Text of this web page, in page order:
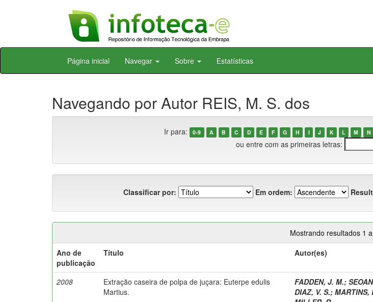
Skip
Página inicial Navegar Sobre Estatísticas
Navegando por Autor REIS, M. S. dos
Ir para: 0-9 A B C D E F G H I J K L M N
ou entre com as primeiras letras:
Classificar por: Em ordem:
Mostrando resultados 1
Ano de
publicação
Título Autor(es)
2008
Extração caseira de polpa de juçara: Euterpe edulis
Martius.
FADDEN, J. M.;
DIAZ, V. S.; MARTINS,